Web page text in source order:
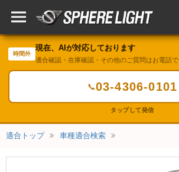
時間外
現在、AIが対応しております
適合確認・在庫確認・その他のご質問はお電話で
📞03-4306-0101
タップして発信
適合トップ 車種適合検索